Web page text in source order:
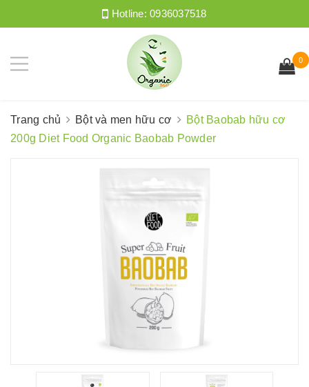
Hotline:0936037518
0
Trang chủ Bột và men hữu cơ
Bột Baobab hữu cơ
200g Diet Food Organic Baobab Powder